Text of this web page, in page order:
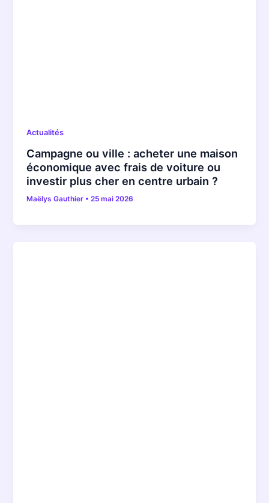
Actualités
Campagne ou ville : acheter une maison
économique avec frais de voiture ou
investir plus cher en centre urbain ?
Maëlys Gauthier •25 mai 2026